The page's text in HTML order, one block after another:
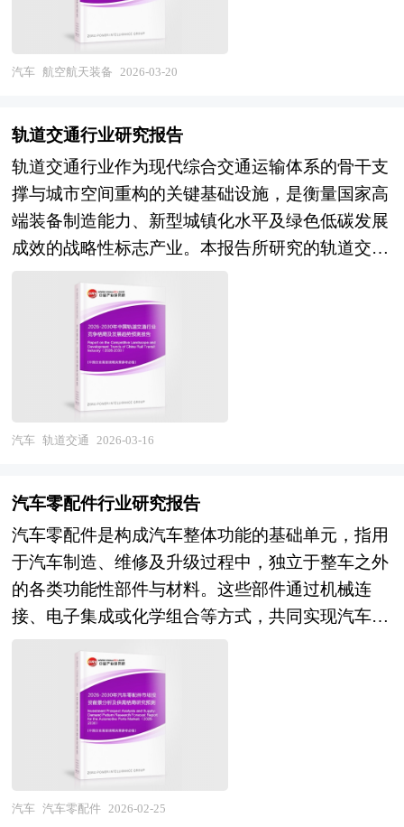
和提供的大量资料。报告对我国轨道交通行业的供
需状况、发展现状、子行业发展变化等进行了分
析，重点分析了国内外轨道交通行业的发展现状、
竞争力，以及行业的投资分析和趋势预测等等。报
告还综合了轨道交通行业的整体发展动态，对行业
在产品方面提供了参考建议和具体解决办法。报告
对于轨道交通产品生产企业、经销商、行业管理部
门以及拟进入该行业的投资者具有重要的参考价
值，对于研究我国轨道交通行业发展规律、提高企
业的运营效率、促进企业的发展壮大有学术和实践
的双重意义。
动化的跨越、以及车路云一体化基础设施的规模化
部署，将共同推动电动车向"移动智能空间"属性跃
迁；能源融合维度，V2G车网互动、光储充一体化
度嵌入新型电力系统；全球化布局维度，随着海外
本土化产能建设提速与全生命周期碳足迹管理体系
的完善，中国电动车产业将从产品出口向技术标准
输出与产业链外迁升级，在全球汽车电动化转型中
扮演规则塑造者角色。 本研究咨询报告由中研普
华咨询公司领衔撰写，在大量周密的市场调研基础
上，主要依据了国家统计局、国家商务部、国家发
改委、国家经济信息中心、国务院发展研究中心、
国家海关总署、全国商业信息中心、中国经济景气
监测中心、中国行业研究网、全国及海外相关报刊
杂志的基础信息以及电动车行业研究单位等公布和
提供的大量资料。报告对我国电动车行业的供需状
点分析了国内外电动车行业的发展现状、如何面对
行业的发展挑战、行业的发展建议、行业竞争力，
以及行业的投资分析和趋势预测等等。报告还综合
了电动车行业的整体发展动态，对行业在产品方面
提供了参考建议和具体解决办法。报告对于电动车
该行业的投资者具有重要的参考价值，对于研究我
国电动车行业发展规律、提高企业的运营效率、促
进企业的发展壮大有学术和实践的双重意义。
小镇、田园综合体、文旅地产、智慧物流、乡村振
兴等类型项目规划经验。 中研普华28年的产业研
究服务经验，形成了独特的产业研究及战略投资一
十万份行业研究报告数据库、服务了20多万家企事
业单位，现已成为中国最具影响力的产业研究咨询
综合服务机构。集团下属研究院的产业研究报告在
大量周密的市场调研基础上，主要依据了国家统计
局、国家商务部、国家市场监督管理总局、国家发
国家海关总署、中国经济景气监测中心、中国行业
研究网、国内外相关报刊杂志的基础信息以及卫星
导航专业研究单位等公布和提供的大量资料。对我
国卫星导航的行业现状、市场各类经营指标的情
况、重点企业状况、区域市场发展情况等内容进行
详细的阐述和深入的分析，着重对卫星导航业务的
范建议进行分析。 《2026年版卫星导航产业规划
专项研究报告》由中研产业规划院领衔制作，精英
专家团队在上千个重大项目积累了宝贵经验，为项
目成功落地保驾护航。中研产业规划院率先在业内
提出“全流程一体化”综合解决方案，提供从前期拿
地策划、定位策划、概念规划、空间规划、总体规
划、城市设计、建筑设计、景观设计、IP设计、商
业模式设计、招商、投资、运营等一系列咨询服
务。 中研普华通过对卫星导航行业长期跟踪监
测，分析卫星导航行业需求、供给、经营特性、获
取能力、产业链和价值链等多方面的内容，整合行
业、市场、企业、用户等多层面数据和信息资源，
航空零部件），航天装备（运载火箭、卫星及空间
飞行器、载人航天器、深空探测器、航天发动机、
地面设备），以及配套支撑体系（复合材料、高温
业链条。按照应用领域可分为军用航空航天装备与
计、关键系统、基础材料、制造工艺等多元创新体
系。随着空天一体战略深化与商业航天崛起，航空
航天装备正从传统政府主导向军民融合、商业化运
营转型，其产业边界不断向临近空间飞行器、空天
飞机、在轨服务、太空资源开发等前沿领域延伸。
当前，中国航空航天装备行业正处于自主创新突破
与产业体系升级的关键攻坚期。经过多年的持续投
入与积累，我国航空工业已形成较为完整的研制生
产体系，大型客机C919实现商业运营，航空发动
机研制取得重要进展，航天工业实现载人航天、月
球探测、火星探测等重大突破，北斗导航、高分遥
提升。未来，中国航空航天装备行业将在"航天强
国"与"制造强国"战略的双重驱动下，进入创新突
破与体系跃升的新阶段。从市场前景看，民航运输
市场恢复增长与机队更新需求释放，通用航空与低
空经济政策放开创造增量空间，空间基础设施建设
设保持稳健投入，预计行业将保持高质量增长，结
构优化与技术溢价成为竞争焦点。产业格局层面，
具备总体设计能力、关键系统集成能力、供应链掌
控能力及国际化运营能力的航空航天工业集团将强
化主导地位，专业化配套企业在细分领域形成技术
优势，商业航天企业在新业态领域形成差异化竞争
汽车 航空航天装备 2026-03-20
轨道交通行业研究报告
轨道交通行业作为现代综合交通运输体系的骨干支
撑与城市空间重构的关键基础设施，是衡量国家高
端装备制造能力、新型城镇化水平及绿色低碳发展
成效的战略性标志产业。本报告所研究的轨道交通
盖高速铁路、城际铁路、市域（郊）铁路、城市轨
道交通（地铁、轻轨、有轨电车）及磁悬浮、单轨
等新型制式的规划、建设、运营、装备制造及维保
服务的完整产业生态。该行业横跨土木工程、车辆
工程、牵引供电、通信信号、运营管理及智能控制
等多个高技术领域，具有投资规模大、建设周期
与经营性并存等典型特征。随着城市群一体化发展
及，轨道交通已从单纯的客流运输工具向引领城市
开发、优化国土空间格局及促进产业集聚的综合性
平台演进，其产业价值正从基础设施建设向全生命
周期智慧化服务与TOD综合开发深度延伸。 当前
中国轨道交通产业正处于从"高速建设"向"高质量
发展"转型、从"技术引进"向"自主创新输出"升级的
关键阶段。经过多年跨越式发展，我国已建成全球
最大的高速铁路网与城市轨道交通运营网络，在高
铁列车、地铁车辆、牵引传动及列控系统等核心装
备领域实现自主可控，部分企业在国际工程承包与
装备出口方面形成竞争力，"中国高铁"成为国家名
汽车 轨道交通 2026-03-16
汽车零配件行业研究报告
汽车零配件是构成汽车整体功能的基础单元，指用
于汽车制造、维修及升级过程中，独立于整车之外
的各类功能性部件与材料。这些部件通过机械连
接、电子集成或化学组合等方式，共同实现汽车的
交互等核心功能。从技术属性看，汽车零配件涵盖
金属铸造件、橡胶密封件、塑料注塑件、电子传感
器、液压执行器等多类材质与工艺制品，其设计需
严格遵循汽车行业标准，满足耐高温、抗腐蚀、高
强度等极端工况要求。 随着汽车产业向电动化、
智能化、网联化转型，汽车零配件的内涵持续扩
汽车 汽车零配件 2026-02-25